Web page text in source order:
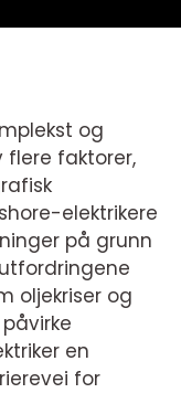
og
flere faktorer,
elektrikere
på grunn
oljekriser og
en
for